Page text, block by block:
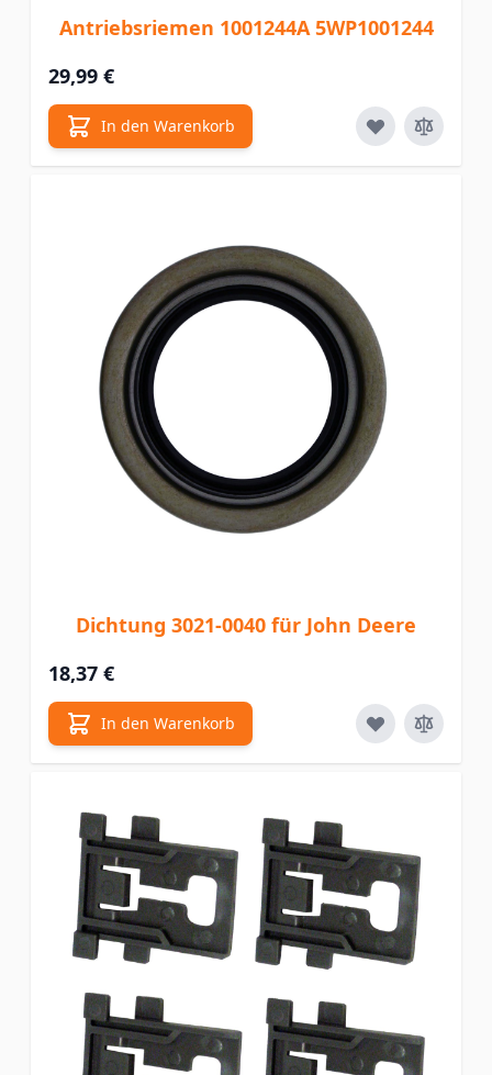
Antriebsriemen 1001244A 5WP1001244
29,99 €
In den Warenkorb
Dichtung 3021-0040 für John Deere
18,37 €
In den Warenkorb